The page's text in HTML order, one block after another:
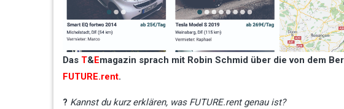
Das T&Emagazin sprach mit Robin Schmid über die von dem
FUTURE.rent.
? Kannst du kurz erklären, was FUTURE.rent genau ist?